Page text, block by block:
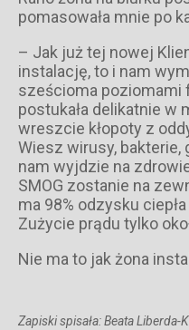
pomasowała mnie po
– Jak już tej nowej
instalację, to i nam
sześcioma poziomami
postukała delikatnie w
wreszcie kłopoty z
Wiesz wirusy, bakterie,
nam wyjdzie na
SMOG zostanie na
ma 98% odzysku
Zużycie prądu tylko
Nie ma to jak żona
Zapiski spisała: Beata Liberda-